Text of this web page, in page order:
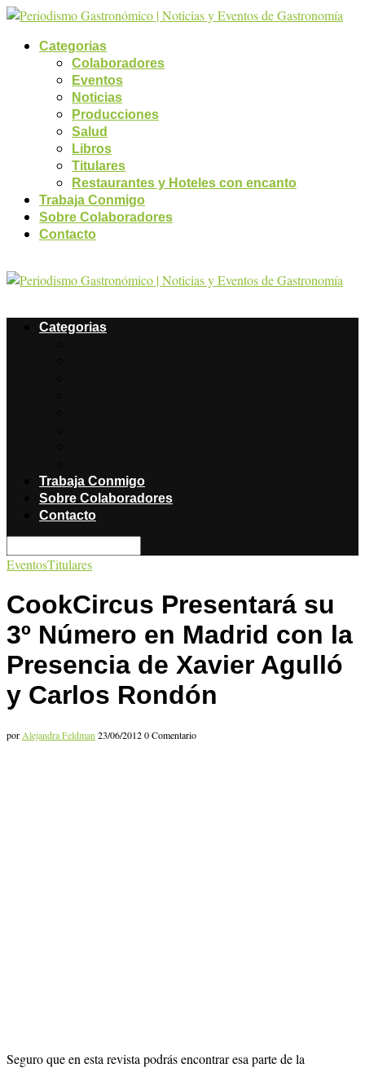
Categorias
Colaboradores
Eventos
Noticias
Producciones
Salud
Libros
Titulares
Restaurantes y Hoteles con encanto
Trabaja Conmigo
Sobre Colaboradores
Contacto
Categorias
Trabaja Conmigo
Sobre Colaboradores
Contacto
EventosTitulares
CookCircus Presentará su
3º Número en Madrid con la
Presencia de Xavier Agulló
y Carlos Rondón
por Alejandra Feldman 23/06/20120 Comentario
Seguro que en esta revista podrás encontrar esa parte de la